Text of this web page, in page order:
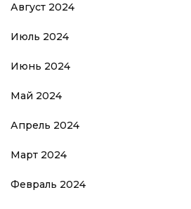
Август 2024
Июль 2024
Июнь 2024
Май 2024
Апрель 2024
Март 2024
Февраль 2024